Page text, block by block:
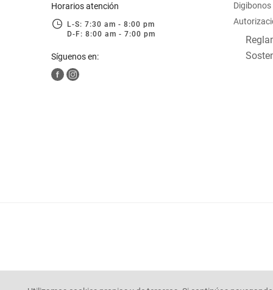
Horarios atención
L-S: 7:30 am - 8:00 pm
D-F: 8:00 am - 7:00 pm
Síguenos en:
Digibonos